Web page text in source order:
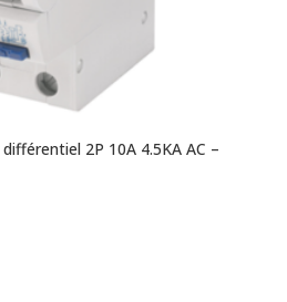
2P 10A 4.5KA AC –